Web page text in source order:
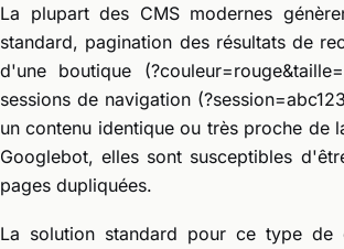
La plupart des CMS modernes
standard, pagination des résultats de
d'une boutique
sessions de navigation
un contenu identique ou très proche de
Googlebot, elles sont susceptibles
pages dupliquées.
La solution standard pour ce type